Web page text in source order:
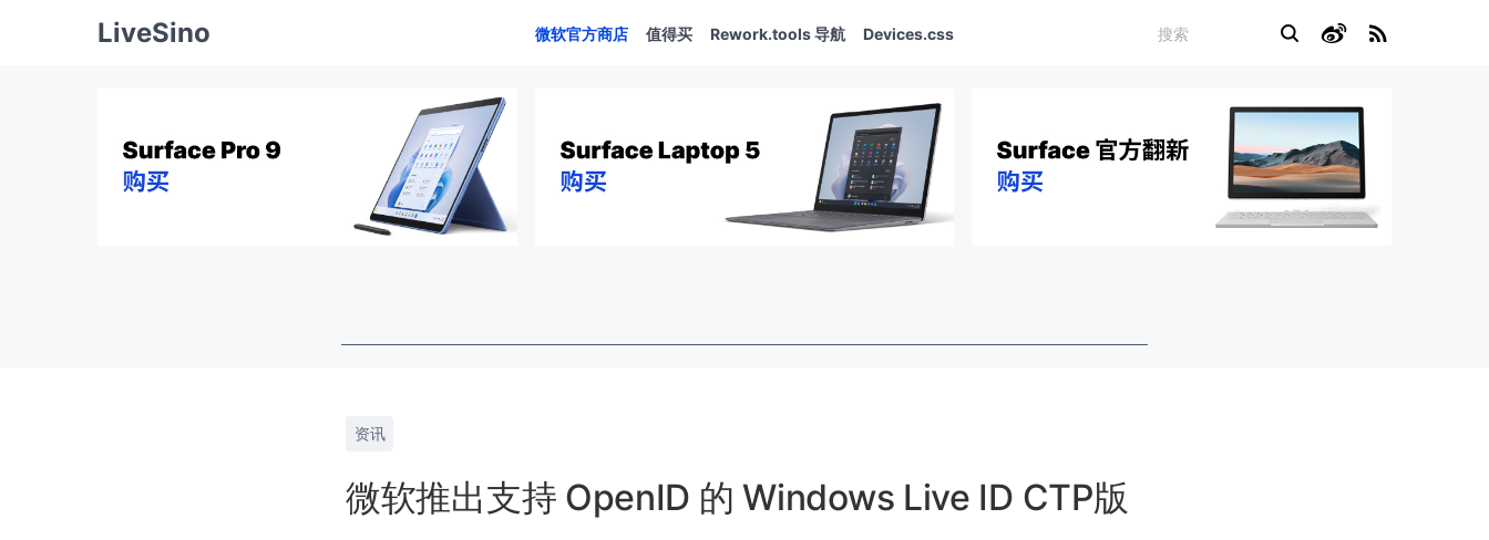
LiveSino 微软官方商店 值得买 Rework.tools 导航 Devices.css
资讯
微软推出支持 OpenID 的 Windows Live ID CTP版